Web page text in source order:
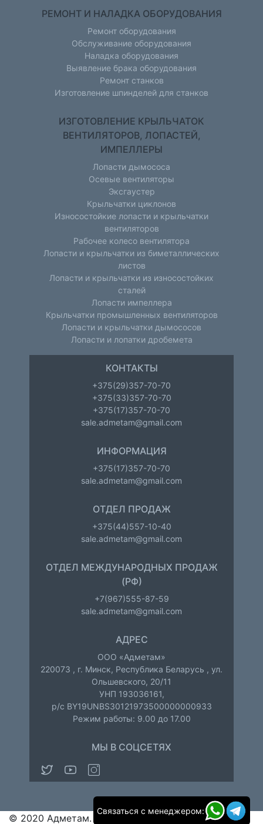
РЕМОНТ И НАЛАДКА ОБОРУДОВАНИЯ
Ремонт оборудования
Обслуживание оборудования
Наладка оборудования
Выявление брака оборудования
Ремонт станков
Изготовление шпинделей для станков
ИЗГОТОВЛЕНИЕ КРЫЛЬЧАТОК
ВЕНТИЛЯТОРОВ, ЛОПАСТЕЙ,
ИМПЕЛЛЕРЫ
Лопасти дымососа
Осевые вентиляторы
Эксгаустер
Крыльчатки циклонов
Износостойкие лопасти и крыльчатки
вентиляторов
Рабочее колесо вентилятора
Лопасти и крыльчатки из биметаллических
листов
Лопасти и крыльчатки из износостойких
сталей
Лопасти импеллера
Крыльчатки промышленных вентиляторов
Лопасти и крыльчатки дымососов
Лопасти и лопатки дробемета
КОНТАКТЫ
+375(29)357-70-70
+375(33)357-70-70
+375(17)357-70-70
sale.admetam@gmail.com
ИНФОРМАЦИЯ
+375(17)357-70-70
sale.admetam@gmail.com
ОТДЕЛ ПРОДАЖ
+375(44)557-10-40
sale.admetam@gmail.com
ОТДЕЛ МЕЖДУНАРОДНЫХ ПРОДАЖ
(РФ)
+7(967)555-87-59
sale.admetam@gmail.com
АДРЕС
ООО «Адметам»
220073 , г. Минск, Республика Беларусь , ул.
Ольшевского, 20/11
УНП 193036161,
р/с BY19UNBS30121973500000000933
Режим работы: 9.00 до 17.00
МЫ В СОЦСЕТЯХ
© 2020 Адметам. ВСЕ ПРАВА ЗАЩИЩЕНЫ.
Связаться с менеджером: